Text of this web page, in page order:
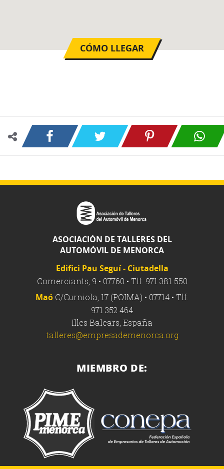
CÓMO LLEGAR
ASOCIACIÓN DE TALLERES DEL
AUTOMÓVIL DE MENORCA
Edifici Pau Seguí - Ciutadella
Comerciants, 9 • 07760 • Tlf. 971 381 550
Maó C/Curniola, 17 (POIMA) • 07714 • Tlf.
971 352 464
Illes Balears, España
talleres@empresademenorca.org
MIEMBRO DE: